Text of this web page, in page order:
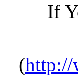
If
(http://